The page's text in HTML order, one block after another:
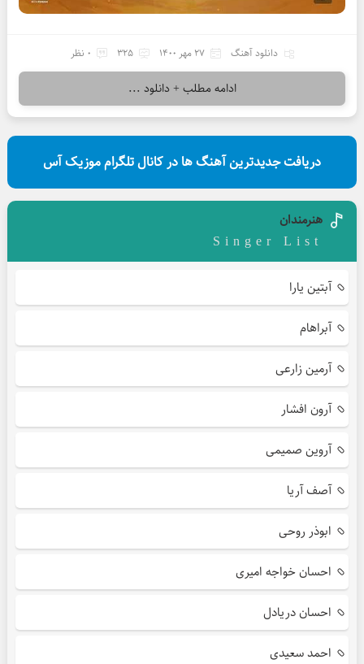
دانلود آهنگ 27 مهر 1400 325 0 نظر
ادامه مطلب + دانلود ...
دریافت جدیدترین آهنگ ها در کانال تلگرام موزیک آس
هنرمندان
Singer List
آبتین یارا
آبراهام
آرمین زارعی
آرون افشار
آروین صمیمی
آصف آریا
ابوذر روحی
احسان خواجه امیری
احسان دریادل
احمد سعیدی